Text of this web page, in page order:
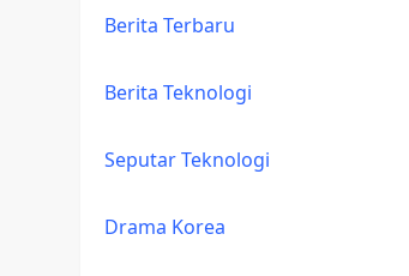
Berita Terbaru
Berita Teknologi
Seputar Teknologi
Drama Korea